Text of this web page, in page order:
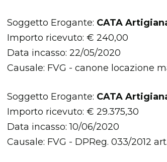
Soggetto Erogante: CATA
Importo ricevuto: € 240,00
Data incasso: 22/05/2020
Causale: FVG - canone locazione
Soggetto Erogante: CATA
Importo ricevuto: € 29.375,30
Data incasso: 10/06/2020
Causale: FVG - DPReg. 033/2012